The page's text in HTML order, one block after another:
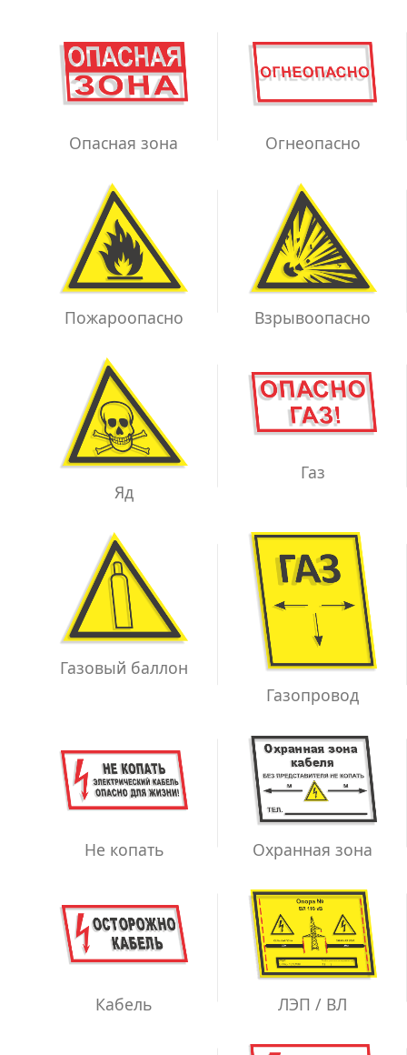
Опасная зона Огнеопасно
Пожароопасно Взрывоопасно
Яд
Газ
Газовый баллон
Газопровод
Не копать Охранная зона
Кабель ЛЭП / ВЛ